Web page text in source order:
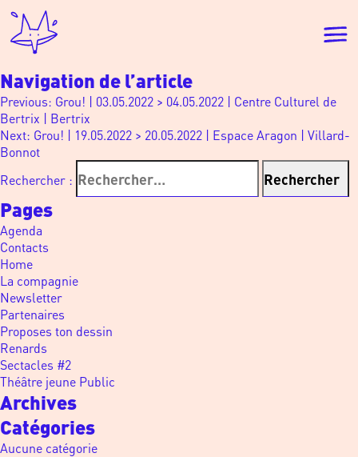
Navigation de l’article
Previous: Grou! | 03.05.2022 > 04.05.2022 | Centre Culturel de
Bertrix | Bertrix
Next: Grou! | 19.05.2022 > 20.05.2022 | Espace Aragon | Villard-
Bonnot
Rechercher :
Pages
Agenda
Contacts
Home
La compagnie
Newsletter
Partenaires
Proposes ton dessin
Renards
Sectacles #2
Théâtre jeune Public
Archives
Catégories
Aucune catégorie